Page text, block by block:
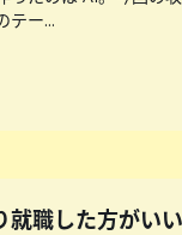
テー...
就職した方がい